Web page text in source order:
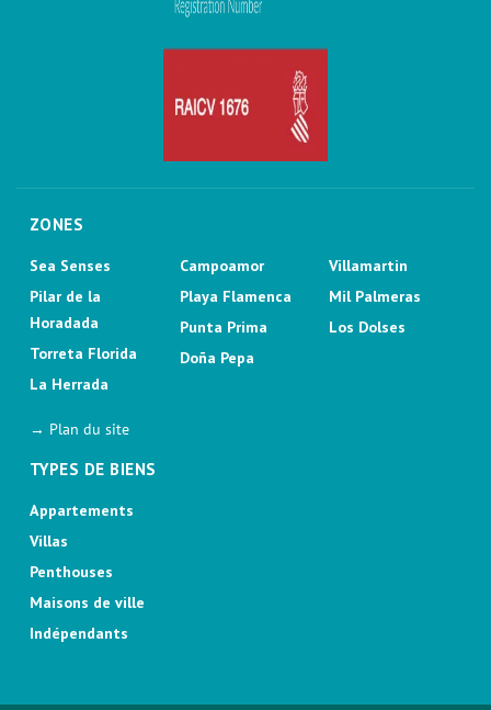
ZONES
Sea Senses
Pilar de la
Horadada
Torreta Florida
La Herrada
Campoamor
Playa Flamenca
Punta Prima
Doña Pepa
Villamartin
Mil Palmeras
Los Dolses
→ Plan du site
TYPES DE BIENS
Appartements
Villas
Penthouses
Maisons de ville
Indépendants